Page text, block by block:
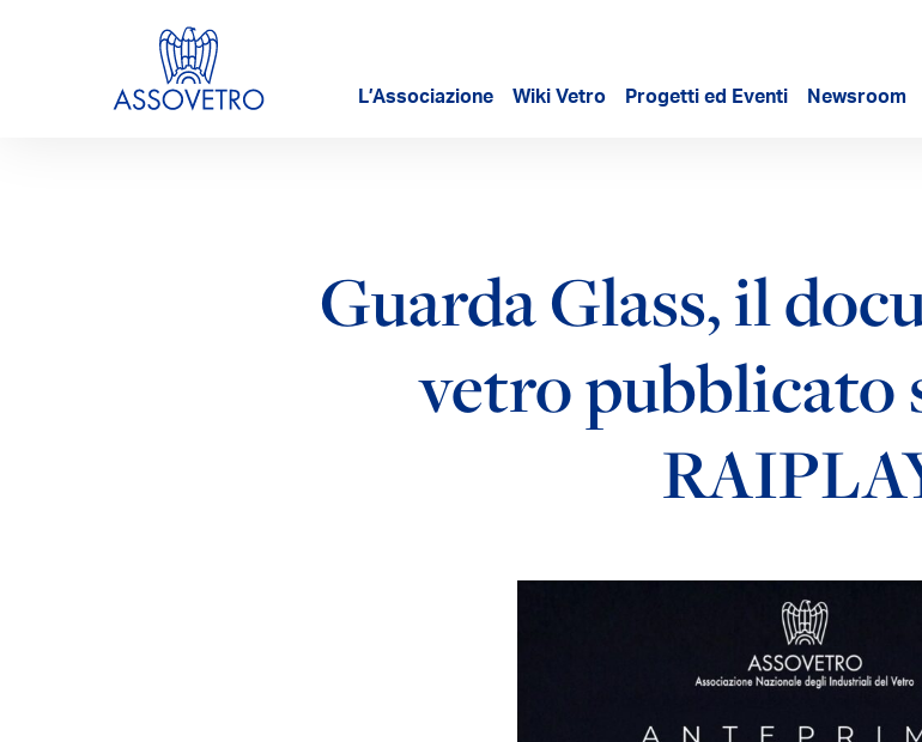
L’Associazione Wiki Vetro Progetti ed Eventi Newsroom
Guarda Glass, il
vetro pubblicato